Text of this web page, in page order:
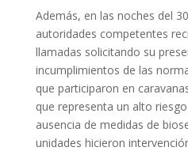
Además, en las noches del
autoridades competentes
llamadas solicitando su
incumplimientos de las
que participaron en
que representa un alto
ausencia de medidas de
unidades hicieron